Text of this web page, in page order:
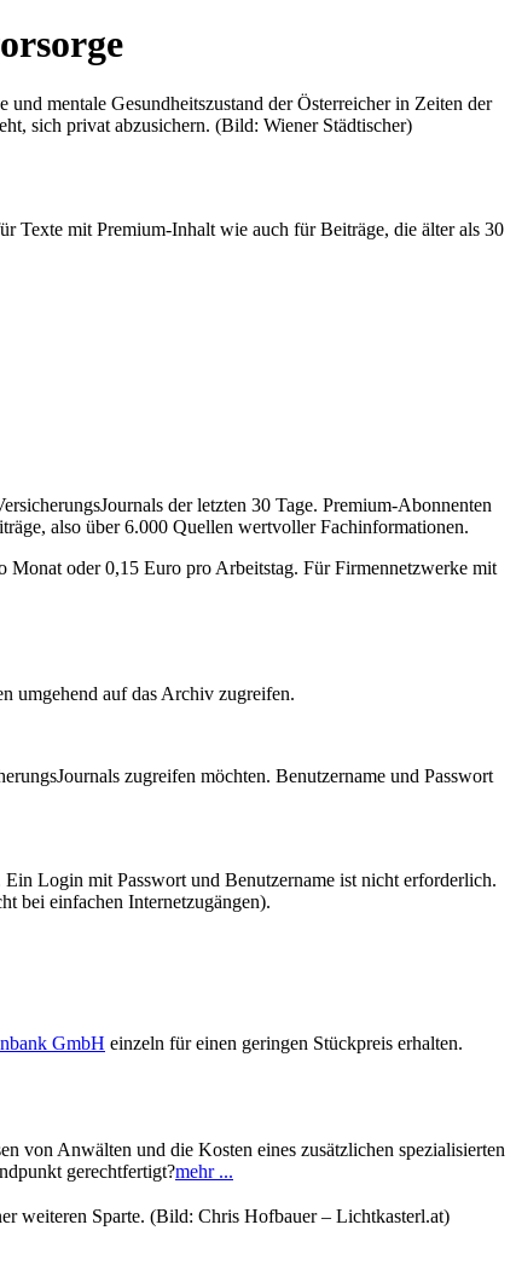
mentale Gesundheitszustand der Österreicher in Zeiten der
sich privat abzusichern. (Bild: Wiener Städtischer)
Texte mit Premium-Inhalt wie auch für Beiträge, die älter als 30
der letzten 30 Tage. Premium-Abonnenten
also über 6.000 Quellen wertvoller Fachinformationen.
Monat oder 0,15 Euro pro Arbeitstag. Für Firmennetzwerke mit
umgehend auf das Archiv zugreifen.
zugreifen möchten. Benutzername und Passwort
Login mit Passwort und Benutzername ist nicht erforderlich.
bei einfachen Internetzugängen).
GmbH einzeln für einen geringen Stückpreis erhalten.
von Anwälten und die Kosten eines zusätzlichen spezialisierten
gerechtfertigt?mehr ...
weiteren Sparte. (Bild: Chris Hofbauer – Lichtkasterl.at)